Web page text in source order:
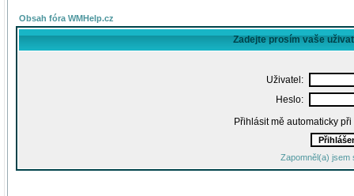
Obsah fóra WMHelp.cz
Zadejte prosím vaše
Uživatel:
Heslo:
Přihlásit mě automaticky
Zapomněl(a) jsem